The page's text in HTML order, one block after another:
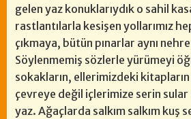
gelen yaz konuklarıydık o sahil
rastlantılarla kesişen yollarımız
çıkmaya, bütün pınarlar aynı
Söylenmemiş sözlerle yürümeyi
sokakların, ellerimizdeki kitapların
çevreye değil içlerimize serin sular
yaz. Ağaçlarda salkım salkım kuş